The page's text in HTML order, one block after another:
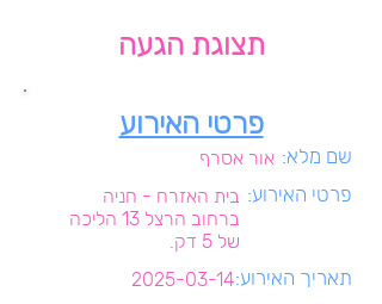
תצוגת הגעה
פרטי האירוע
אור אסרף שם מלא:
בית האזרח - חניה
ברחוב הרצל 13 הליכה
של 5 דק.
פרטי האירוע:
2025-03-14תאריך האירוע: